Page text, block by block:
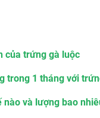
của trứng gà luộc
trong 1 tháng với
và lượng bao